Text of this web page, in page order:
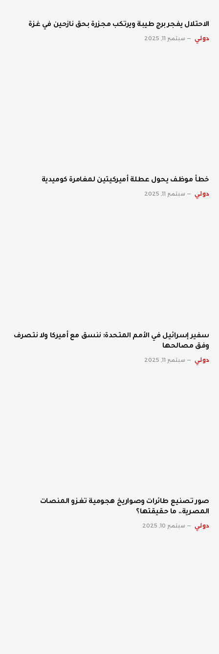
الاحتلال يفجر برج طيبة ويرتكب مجزرة بحق نازحين في غزة
دولي سبتمبر 11, 2025
خطأ موظف يحول عطلة أميركيتين لمغامرة كوميدية
دولي سبتمبر 11, 2025
سفير إسرائيل في الأمم المتحدة: ننسق مع أميركا ولا نتصرف
وفق مصالحها
دولي سبتمبر 11, 2025
صور تصنيع طائرات وصواريخ هجومية تغزو المنصات
المصرية.. ما حقيقتها؟
دولي سبتمبر 10, 2025